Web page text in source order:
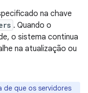
na chave
. Quando o
o sistema continua
na atualização ou
de que os servidores